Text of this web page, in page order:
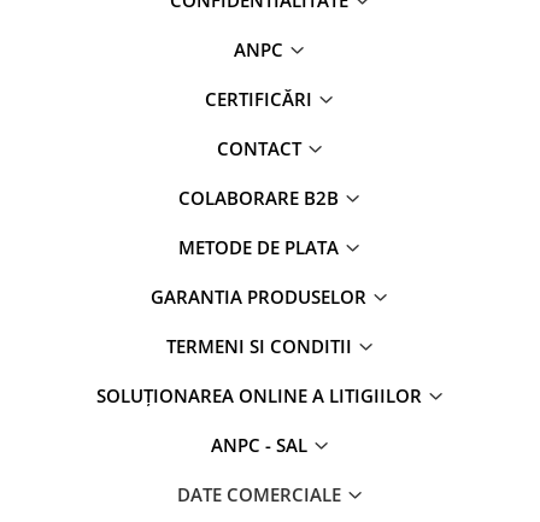
ANPC
CERTIFICĂRI
CONTACT
COLABORARE B2B
METODE DE PLATA
GARANTIA PRODUSELOR
TERMENI SI CONDITII
SOLUȚIONAREA ONLINE A LITIGIILOR
ANPC - SAL
DATE COMERCIALE